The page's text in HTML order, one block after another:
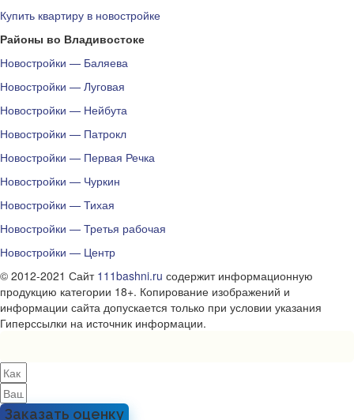
Купить квартиру в новостройке
Районы во Владивостоке
Новостройки — Баляева
Новостройки — Луговая
Новостройки — Нейбута
Новостройки — Патрокл
Новостройки — Первая Речка
Новостройки — Чуркин
Новостройки — Тихая
Новостройки — Третья рабочая
Новостройки — Центр
© 2012-2021 Сайт 111bashni.ru содержит информационную
продукцию категории 18+. Копирование изображений и
информации сайта допускается только при условии указания
Гиперссылки на источник информации.
Заказать оценку